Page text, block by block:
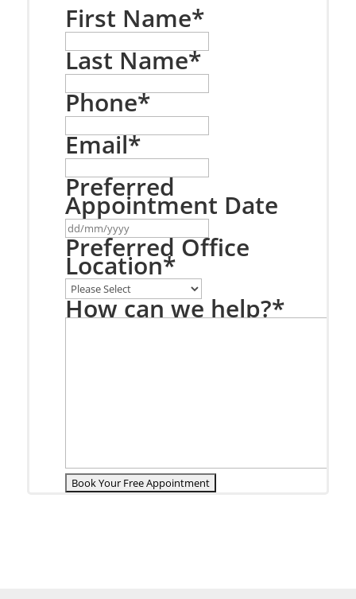
First Name*
Last Name*
Phone*
Email*
Preferred
Appointment Date
DD
slash
MM
YYYY
Preferred Office
Location*
How can we help?*